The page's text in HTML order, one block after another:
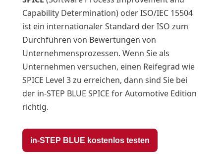
Capability Determination) oder ISO/IEC 15504
ist ein internationaler Standard der ISO zum
Durchführen von Bewertungen von
Unternehmensprozessen. Wenn Sie als
Unternehmen versuchen, einen Reifegrad wie
SPICE Level 3 zu erreichen, dann sind Sie bei
der in-STEP BLUE SPICE for Automotive Edition
richtig.
in-STEP BLUE kostenlos testen